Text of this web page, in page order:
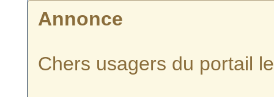
Annonce
Chers usagers du portail